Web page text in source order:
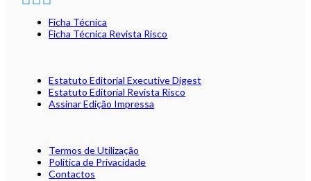
Ficha Técnica
Ficha Técnica Revista Risco
Estatuto Editorial Executive Digest
Estatuto Editorial Revista Risco
Assinar Edição Impressa
Termos de Utilização
Política de Privacidade
Contactos